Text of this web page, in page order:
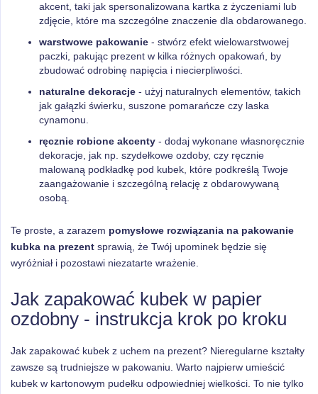
akcent, taki jak spersonalizowana kartka z życzeniami lub
zdjęcie, które ma szczególne znaczenie dla obdarowanego.
warstwowe pakowanie - stwórz efekt wielowarstwowej
paczki, pakując prezent w kilka różnych opakowań, by
zbudować odrobinę napięcia i niecierpliwości.
naturalne dekoracje - użyj naturalnych elementów, takich
jak gałązki świerku, suszone pomarańcze czy laska
cynamonu.
ręcznie robione akcenty - dodaj wykonane własnoręcznie
dekoracje, jak np. szydełkowe ozdoby, czy ręcznie
malowaną podkładkę pod kubek, które podkreślą Twoje
zaangażowanie i szczególną relację z obdarowywaną
osobą.
Te proste, a zarazem pomysłowe rozwiązania na pakowanie
kubka na prezent sprawią, że Twój upominek będzie się
wyróżniał i pozostawi niezatarte wrażenie.
Jak zapakować kubek w papier
ozdobny - instrukcja krok po kroku
Jak zapakować kubek z uchem na prezent? Nieregularne kształty
zawsze są trudniejsze w pakowaniu. Warto najpierw umieścić
kubek w kartonowym pudełku odpowiedniej wielkości. To nie tylko